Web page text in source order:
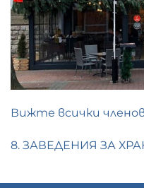
Вижте всички
8. ЗАВЕДЕНИЯ ЗА